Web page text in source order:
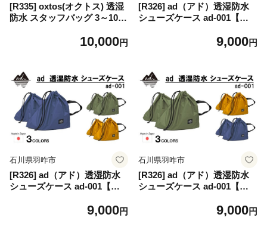
[R335] oxtos(オクトス) 透湿
防水 スタッフバッグ 3～10L
10,000円
[R326] ad（アド）透湿防水
シューズケース ad-001【マ
9,000円
石川県羽咋市
[R326] ad（アド）透湿防水
シューズケース ad-001【ネ
9,000円
石川県羽咋市
[R326] ad（アド）透湿防水
シューズケース ad-001【カ
9,000円